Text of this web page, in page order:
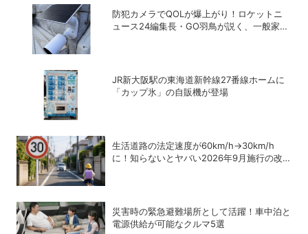
防犯カメラでQOLが爆上がり！ロケットニ
ュース24編集長・GO羽鳥が説く、一般家庭
JR新大阪駅の東海道新幹線27番線ホームに
「カップ氷」の自販機が登場
生活道路の法定速度が60km/h→30km/h
に！知らないとヤバい2026年9月施行の改
災害時の緊急避難場所として活躍！車中泊と
電源供給が可能なクルマ5選